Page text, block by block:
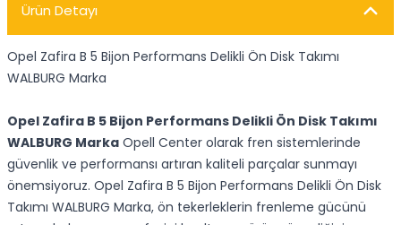
Ürün Detayı
Opel Zafira B 5 Bijon Performans Delikli Ön Disk Takımı
WALBURG Marka
Opel Zafira B 5 Bijon Performans Delikli Ön Disk Takımı
WALBURG Marka Opell Center olarak fren sistemlerinde
güvenlik ve performansı artıran kaliteli parçalar sunmayı
önemsiyoruz. Opel Zafira B 5 Bijon Performans Delikli Ön Disk
Takımı WALBURG Marka, ön tekerleklerin frenleme gücünü